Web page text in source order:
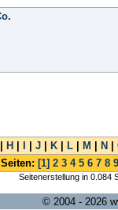
H J K L M N
Seiten: [1] 2 3 4 5 6 7 8 9
Seitenerstellung in 0.084
© 2004 - 2026